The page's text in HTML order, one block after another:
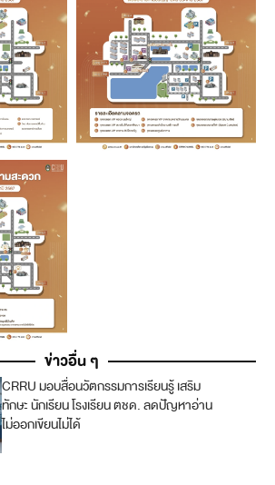
ข่าวอื่น ๆ
CRRU มอบสื่อนวัตกรรมการเรียนรู้ เสริม
ทักษะ นักเรียน โรงเรียน ตชด. ลดปัญหาอ่าน
ไม่ออกเขียนไม่ได้